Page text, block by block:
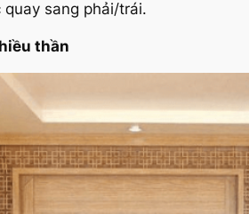
quay sang phải/trái.
thần